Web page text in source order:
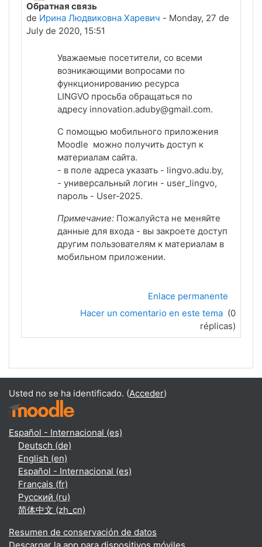
Обратная связь
de Ирина Людвиковна Харевич - Monday, 27 de
July de 2020, 15:51
Уважаемые посетители, со всеми
возникающими вопросами по
функционированию ресурса
LINGVO просьба обращаться по
адресу innovation.aduby@gmail.com.
С помощью мобильного приложения
Moodle можно получить доступ к
материалам сайта.
- в поле адреса указать - lingvo.adu.by,
- универсальный логин - user_lingvo,
пароль - User-2025.
Примечание: Пожалуйста не меняйте
данные для входа - вы закроете доступ
другим пользователям к материалам в
мобильном приложении.
Enlace permanente
Hacer un comentario en este tema (0
réplicas)
Usted no se ha identificado. (Acceder)
Español - Internacional ‎(es)‎
Deutsch ‎(de)‎
English ‎(en)‎
Español - Internacional ‎(es)‎
Français ‎(fr)‎
Русский ‎(ru)‎
简体中文 ‎(zh_cn)‎
Resumen de conservación de datos